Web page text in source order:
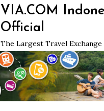
VIA.COM
Official
The Largest Travel Exchange